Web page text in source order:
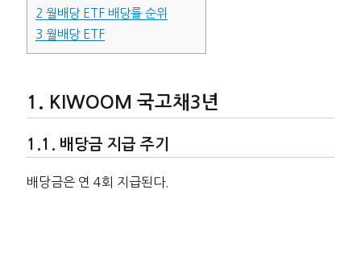
2 월배당 ETF 배당률 순위
3 월배당 ETF
KIWOOM 국고채3년
배당금 지급 주기
배당금은 연 4회 지급된다.